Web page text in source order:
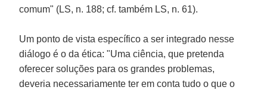
comum" (LS, n. 188; cf. também LS, n. 61).
Um ponto de vista específico a ser integrado nesse
diálogo é o da ética: "Uma ciência, que pretenda
oferecer soluções para os grandes problemas,
deveria necessariamente ter em conta tudo o que o